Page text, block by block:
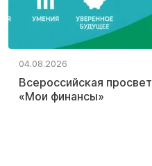
04.08.2026
Всероссийская
«Мои финансы»